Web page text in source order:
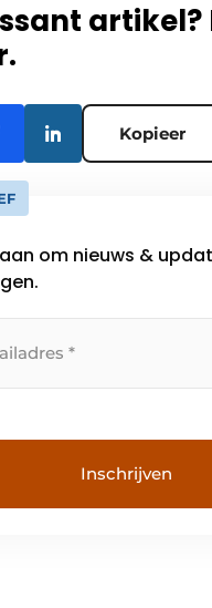
artikel?
Kopieer
om nieuws &